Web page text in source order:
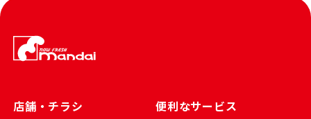
店舗・チラシ
便利なサービス